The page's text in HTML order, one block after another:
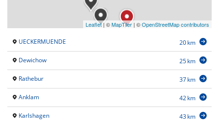
Leaflet| ©MapTiler | ©OpenStreetMap contributors
UECKERMUENDE 20 km
Dewichow 25 km
Rathebur 37 km
Anklam 42 km
Karlshagen 43 km